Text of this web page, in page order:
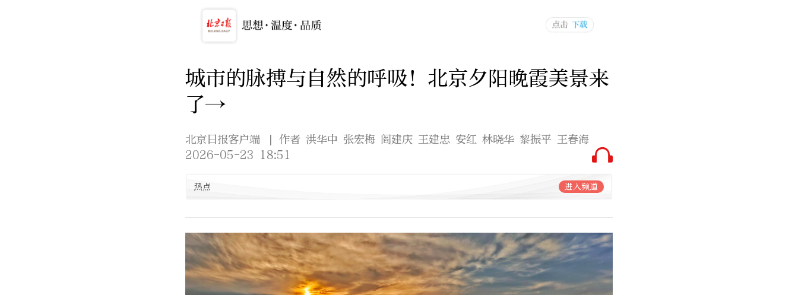
城市的脉搏与自然的呼吸！北京夕阳晚霞美景来
了→
北京日报客户端
| 作者 洪华中 张宏梅 阎建庆 王建忠 安红 林晓华 黎振平 王春海
2026-05-23 18:51
热点 进入频道